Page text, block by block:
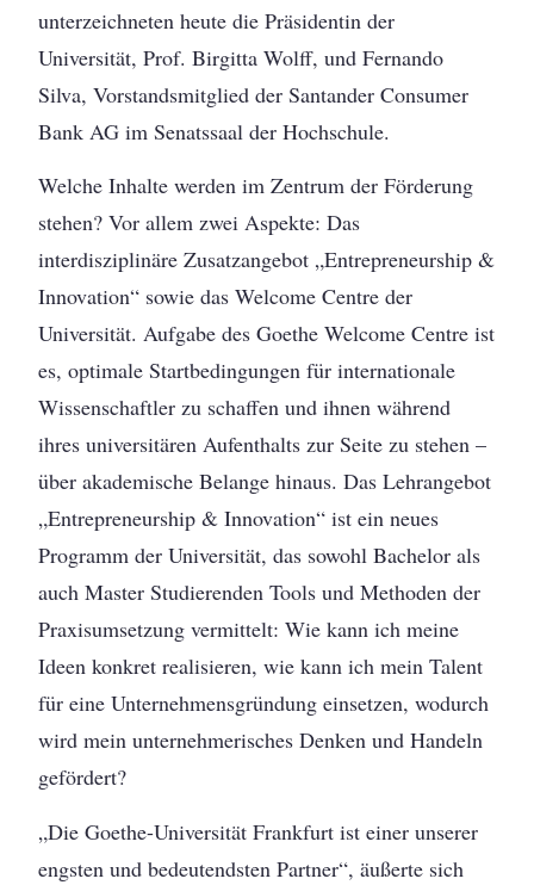
unterzeichneten heute die Präsidentin der
Universität, Prof. Birgitta Wolff, und Fernando
Silva, Vorstandsmitglied der Santander Consumer
Bank AG im Senatssaal der Hochschule.
Welche Inhalte werden im Zentrum der Förderung
stehen? Vor allem zwei Aspekte: Das
interdisziplinäre Zusatzangebot „Entrepreneurship &
Innovation“ sowie das Welcome Centre der
Universität. Aufgabe des Goethe Welcome Centre ist
es, optimale Startbedingungen für internationale
Wissenschaftler zu schaffen und ihnen während
ihres universitären Aufenthalts zur Seite zu stehen –
über akademische Belange hinaus. Das Lehrangebot
„Entrepreneurship & Innovation“ ist ein neues
Programm der Universität, das sowohl Bachelor als
auch Master Studierenden Tools und Methoden der
Praxisumsetzung vermittelt: Wie kann ich meine
Ideen konkret realisieren, wie kann ich mein Talent
für eine Unternehmensgründung einsetzen, wodurch
wird mein unternehmerisches Denken und Handeln
gefördert?
„Die Goethe-Universität Frankfurt ist einer unserer
engsten und bedeutendsten Partner“, äußerte sich